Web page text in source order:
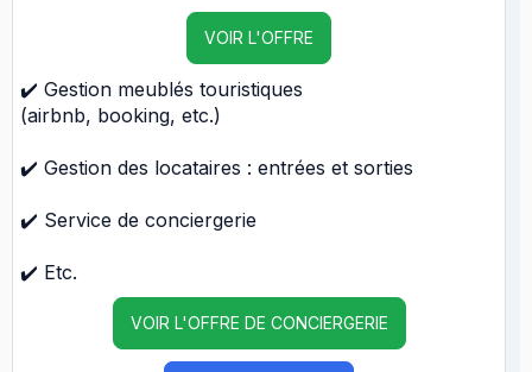
VOIR L'OFFRE
✔️ Gestion meublés touristiques
(airbnb, booking, etc.)
✔️ Gestion des locataires : entrées et sorties
✔️ Service de conciergerie
✔️ Etc.
VOIR L'OFFRE DE CONCIERGERIE